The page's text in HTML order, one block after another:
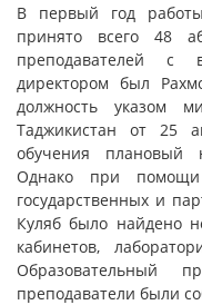
В первый год
принято всего 48
преподавателей с
директором был
должность указом
Таджикистан от 25
обучения плановый
Однако при помощи
государственных и
Куляб было найдено
кабинетов,
Образовательный
преподаватели были